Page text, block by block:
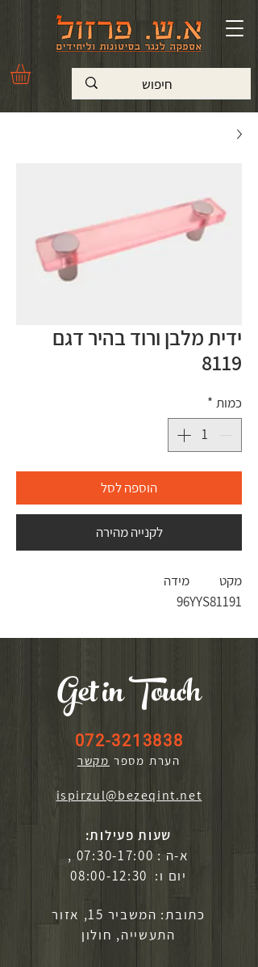
ידית מלבן ורוד בהיר דגם
8119
כמות *
הוספה לסל
לקנייה מהירה
מקט
מידה
YYS81191
96
Get in Touch
072-3213838
הערת מספר מקשר
ispirzul@bezeqint.net
שעות פעילות:
א-ה : 07:30-17:00 ,
יום ו: 08:00-12:30
כתובת: המשביר 15, אזור
התעשייה, חולון